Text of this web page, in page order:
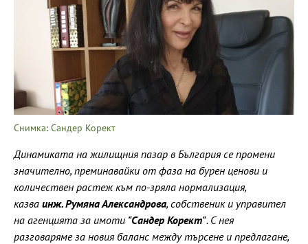
Снимка: Сандер Корект
Динамиката на жилищния пазар в България се промени
значително, преминавайки от фаза на бурен ценови и
количествен растеж към по-зряла нормализация,
казва инж. Румяна Александрова, собственик и управител
на агенцията за имоти "Сандер Корект". С нея
разговаряме за новия баланс между търсене и предлагане,